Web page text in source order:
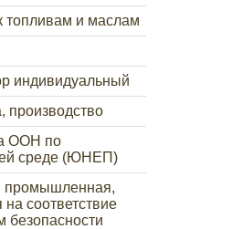
топливам и маслам
индивидуальный
производство
ООН по
среде (ЮНЕП)
промышленная,
на соответствие
безопасности